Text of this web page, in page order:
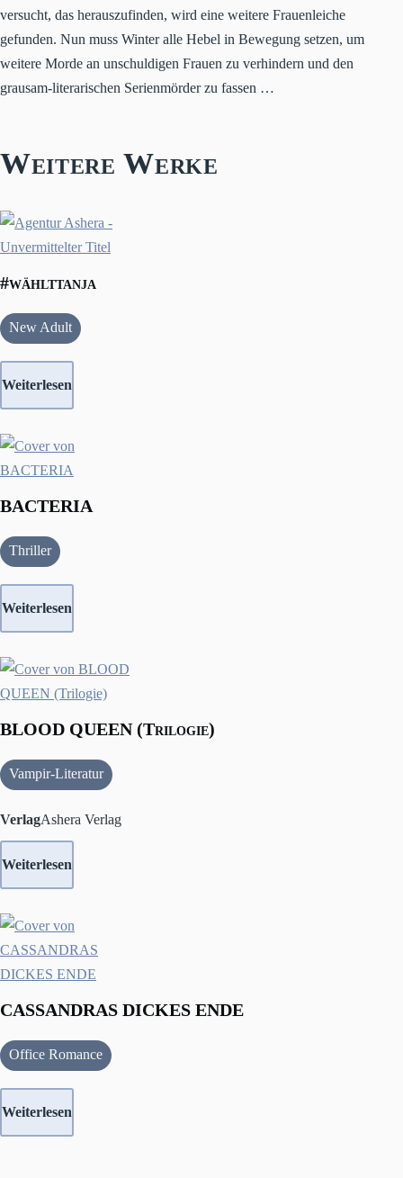
versucht, das herauszufinden, wird eine weitere Frauenleiche
gefunden. Nun muss Winter alle Hebel in Bewegung setzen, um
weitere Morde an unschuldigen Frauen zu verhindern und den
grausam-literarischen Serienmörder zu fassen …
Weitere Werke
#wählttanja
New Adult
Weiterlesen
BACTERIA
Thriller
Weiterlesen
BLOOD QUEEN (Trilogie)
Vampir-Literatur
VerlagAshera Verlag
Weiterlesen
CASSANDRAS DICKES ENDE
Office Romance
Weiterlesen